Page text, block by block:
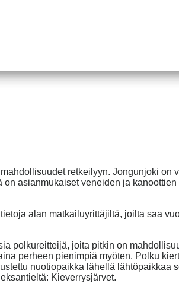
retkeilyyn. Jongunjoki
on asianmukaiset veneiden ja
alan matkailuyrittäjiltä, joilta saa
polkureitteijä, joita pitkin on
perheen pienimpiä myöten. Polku
nuotiopaikka lähellä
Kieverrysjärvet.